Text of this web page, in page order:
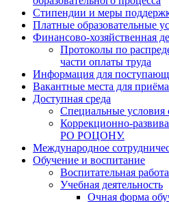
Стипендии и меры
Платные образовательные
Финансово-хозяйственная
Протоколы по
части оплаты труда
Информация для
Вакантные места для
Доступная среда
Специальные условия
Коррекционно-
РО РОЦОНУ.
Международное
Обучение и воспитание
Воспитательная работа
Учебная деятельность
Очная форма